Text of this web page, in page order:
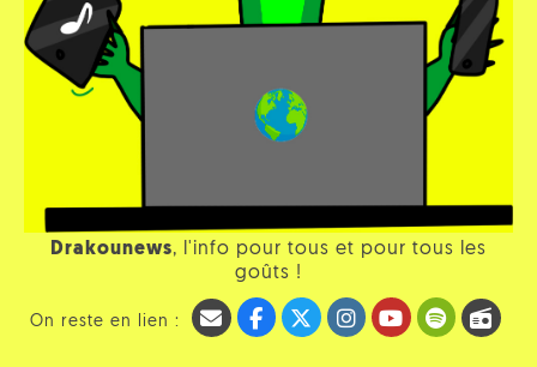
Drakounews, l'info pour tous et pour tous les
goûts !
On reste en lien :